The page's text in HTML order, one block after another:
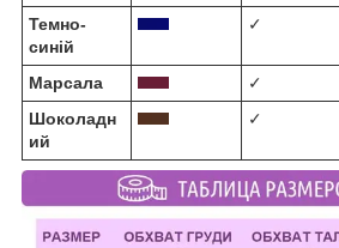
Темно-
синій
✓
Марсала ✓
Шоколадн
ий
✓